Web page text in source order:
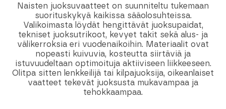
Naisten juoksuvaatteet on suunniteltu tukemaan
suorituskykyä kaikissa sääolosuhteissa.
Valikoimasta löydät hengittävät juoksupaidat,
tekniset juoksutrikoot, kevyet takit sekä alus- ja
välikerroksia eri vuodenaikoihin. Materiaalit ovat
nopeasti kuivuvia, kosteutta siirtäviä ja
istuvuudeltaan optimoituja aktiiviseen liikkeeseen.
Olitpa sitten lenkkeilijä tai kilpajuoksija, oikeanlaiset
vaatteet tekevät juoksusta mukavampaa ja
tehokkaampaa.